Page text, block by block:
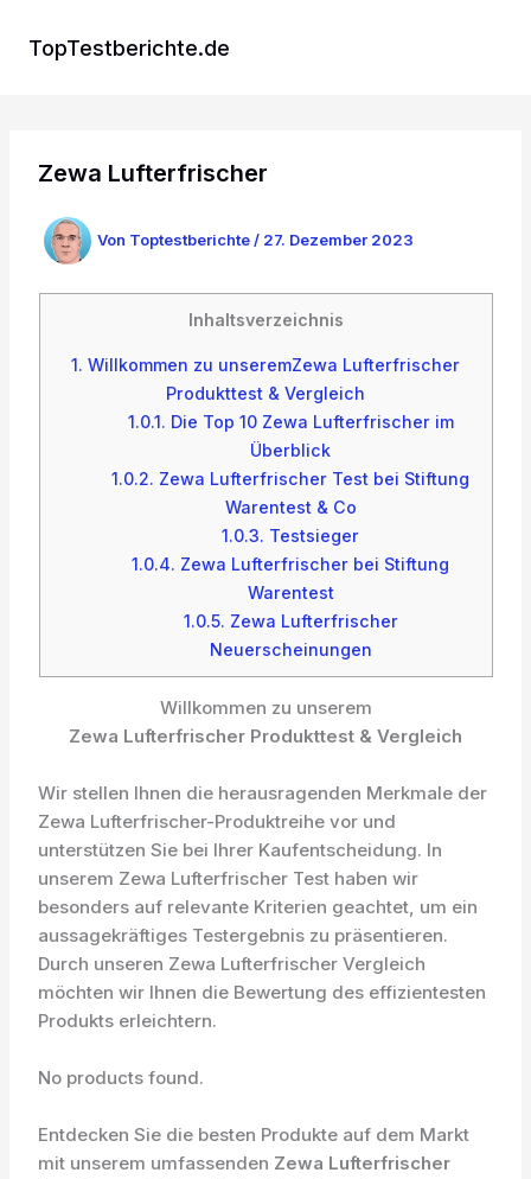
InhaltTopTestberichte.de
Zewa Lufterfrischer
Von Toptestberichte / 27. Dezember 2023
Inhaltsverzeichnis
1. Willkommen zu unseremZewa Lufterfrischer
Produkttest & Vergleich
1.0.1. Die Top 10 Zewa Lufterfrischer im
Überblick
1.0.2. Zewa Lufterfrischer Test bei Stiftung
Warentest & Co
1.0.3. Testsieger
1.0.4. Zewa Lufterfrischer bei Stiftung
Warentest
1.0.5. Zewa Lufterfrischer
Neuerscheinungen
Willkommen zu unserem
Zewa Lufterfrischer Produkttest & Vergleich
Wir stellen Ihnen die herausragenden Merkmale der
Zewa Lufterfrischer-Produktreihe vor und
unterstützen Sie bei Ihrer Kaufentscheidung. In
unserem Zewa Lufterfrischer Test haben wir
besonders auf relevante Kriterien geachtet, um ein
aussagekräftiges Testergebnis zu präsentieren.
Durch unseren Zewa Lufterfrischer Vergleich
möchten wir Ihnen die Bewertung des effizientesten
Produkts erleichtern.
No products found.
Entdecken Sie die besten Produkte auf dem Markt
mit unserem umfassenden Zewa Lufterfrischer